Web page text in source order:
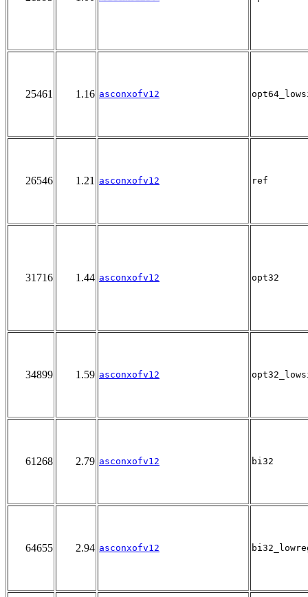
25461 1.16 asconxofv12
26546 1.21 asconxofv12 ref
31716 1.44 asconxofv12 opt32
34899 1.59 asconxofv12
61268 2.79 asconxofv12 bi32
64655 2.94 asconxofv12